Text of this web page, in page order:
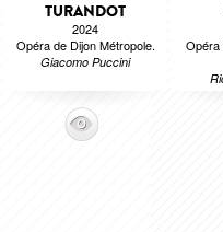
TURANDOT
2024
Opéra de Dijon Métropole.
Giacomo Puccini
Opéra